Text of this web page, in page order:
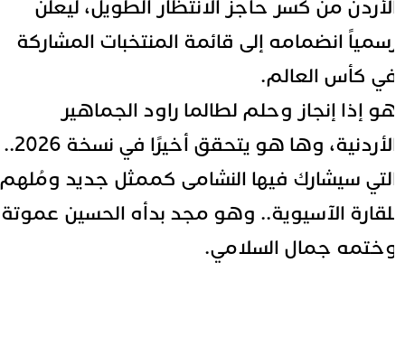
من كسر حاجز الانتظار الطويل، ليعلن
انضمامه إلى قائمة المنتخبات المشاركة
كأس العالم.
إذا إنجاز وحلم لطالما راود الجماهير
الأردنية، وها هو يتحقق أخيرًا في نسخة 2026..
سيشارك فيها النشامى كممثل جديد ومُلهم
الآسيوية.. وهو مجد بدأه الحسين عموتة
جمال السلامي.